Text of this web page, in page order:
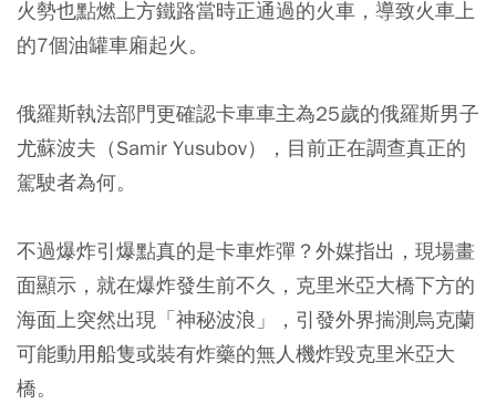
火勢也點燃上方鐵路當時正通過的火車，導致火車上
的7個油罐車廂起火。
俄羅斯執法部門更確認卡車車主為25歲的俄羅斯男子
尤蘇波夫（Samir Yusubov），目前正在調查真正的
駕駛者為何。
不過爆炸引爆點真的是卡車炸彈？外媒指出，現場畫
面顯示，就在爆炸發生前不久，克里米亞大橋下方的
海面上突然出現「神秘波浪」，引發外界揣測烏克蘭
可能動用船隻或裝有炸藥的無人機炸毀克里米亞大
橋。